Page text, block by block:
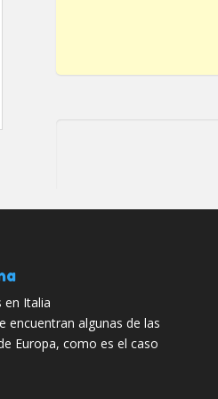
en Italia
encuentran algunas de las
Europa, como es el caso